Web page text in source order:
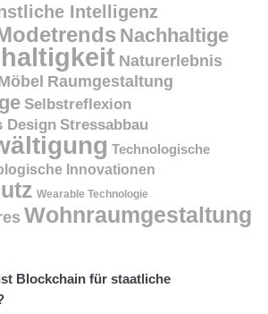
Intelligenz
Nachhaltige
Naturerlebnis
Raumgestaltung
Selbstreflexion
Design Stressabbau
Technologische
Innovationen
Wearable Technologie
Wohnraumgestaltung
Blockchain für staatliche